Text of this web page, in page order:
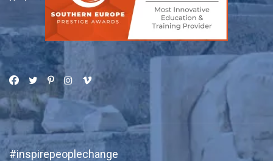
#inspirepeoplechange